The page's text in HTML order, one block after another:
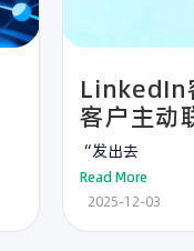
LinkedIn
客户主动
“发出去
Read More
2025-12-03